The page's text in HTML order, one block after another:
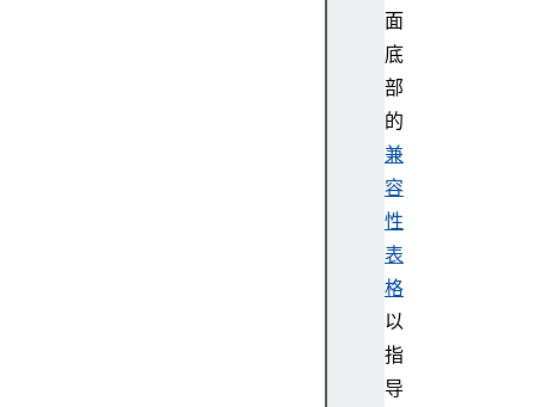
面
底
部
的
兼
容
性
表
格
以
指
导